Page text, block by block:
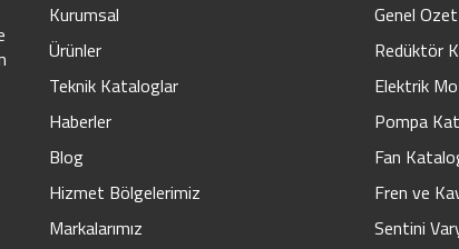
Kurumsal
Ürünler
Teknik Kataloglar
Haberler
Blog
Hizmet Bölgelerimiz
Markalarımız
Genel
Redüktör
Elektrik
Pompa
Fan
Fren ve
Sentini